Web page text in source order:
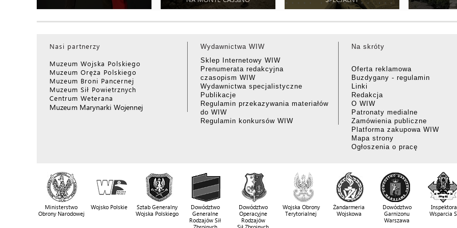
Nasi partnerzy
Muzeum Wojska Polskiego
Muzeum Oręża Polskiego
Muzeum Broni Pancernej
Muzeum Sił Powietrznych
Centrum Weterana
Muzeum Marynarki Wojennej
Wydawnictwa WIW
Sklep Internetowy WIW
Prenumerata redakcyjna
czasopism WIW
Wydawnictwa specjalistyczne
Publikacje
Regulamin przekazywania materiałów
do WIW
Regulamin konkursów WIW
Na skróty
Oferta reklamowa
Buzdygany - regulamin
Linki
Redakcja
O WIW
Patronaty medialne
Zamówienia publiczne
Platforma zakupowa WIW
Mapa strony
Ogłoszenia o pracę
Ministerstwo
Obrony Narodowej
Wojsko Polskie
Sztab Generalny
Wojska Polskiego
Dowództwo
Generalne
Rodzajów Sił
Dowództwo
Operacyjne
Rodzajów
Wojska Obrony
Terytorialnej
Żandarmeria
Wojskowa
Dowództwo
Garnizonu
Warszawa
Wsparcia